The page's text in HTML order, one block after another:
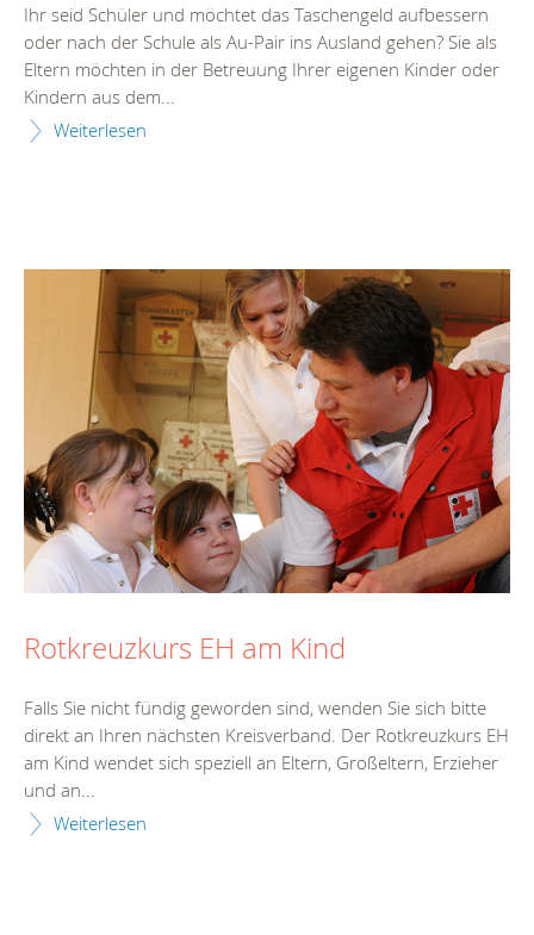
Ihr seid Schüler und möchtet das Taschengeld aufbessern
oder nach der Schule als Au-Pair ins Ausland gehen? Sie als
Eltern möchten in der Betreuung Ihrer eigenen Kinder oder
Kindern aus dem...
Weiterlesen
Rotkreuzkurs EH am Kind
Falls Sie nicht fündig geworden sind, wenden Sie sich bitte
direkt an Ihren nächsten Kreisverband. Der Rotkreuzkurs EH
am Kind wendet sich speziell an Eltern, Großeltern, Erzieher
und an...
Weiterlesen